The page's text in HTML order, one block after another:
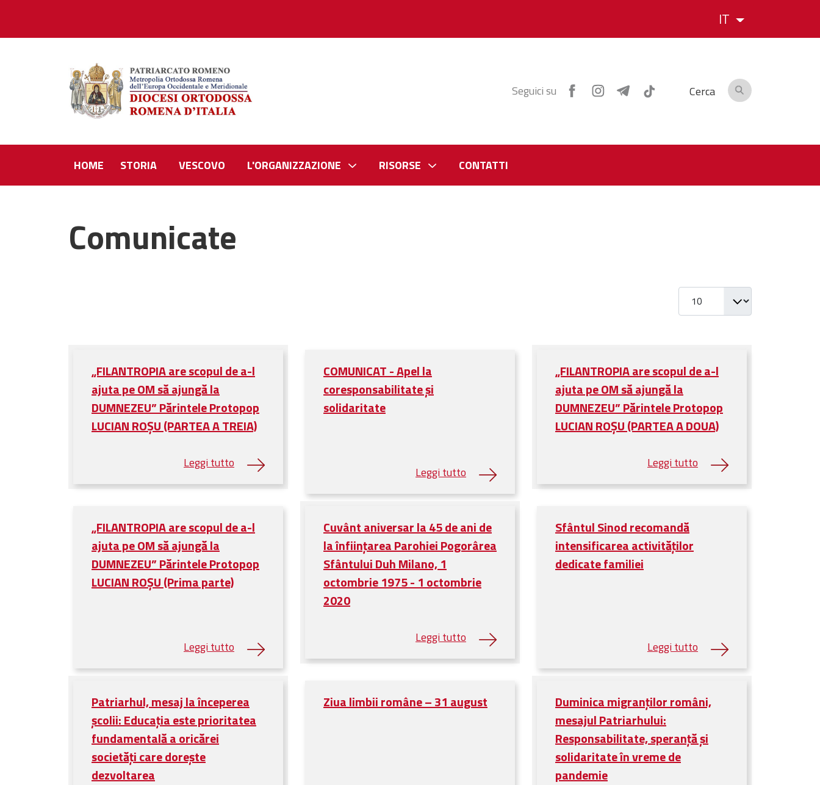
IT
Seguici su Cerca
HOME STORIA VESCOVO L'ORGANIZZAZIONE RISORSE CONTATTI
Comunicate
Visualizza #
„FILANTROPIA are scopul de a-l
ajuta pe OM să ajungă la
DUMNEZEU” Părintele Protopop
LUCIAN ROȘU (PARTEA A TREIA)
COMUNICAT - Apel la
coresponsabilitate și
solidaritate
„FILANTROPIA are scopul de a-l
ajuta pe OM să ajungă la
DUMNEZEU” Părintele Protopop
LUCIAN ROȘU (PARTEA A DOUA)
„FILANTROPIA are scopul de a-l
ajuta pe OM să ajungă la
DUMNEZEU” Părintele Protopop
LUCIAN ROȘU (Prima parte)
Cuvânt aniversar la 45 de ani de
la înființarea Parohiei Pogorârea
Sfântului Duh Milano, 1
octombrie 1975 - 1 octombrie
2020
Sfântul Sinod recomandă
intensificarea activităților
dedicate familiei
Patriarhul, mesaj la începerea
școlii: Educaţia este prioritatea
fundamentală a oricărei
societăţi care doreşte
dezvoltarea
Ziua limbii române – 31 august
Duminica migranților români,
mesajul Patriarhului:
Responsabilitate, speranţă şi
solidaritate în vreme de
pandemie